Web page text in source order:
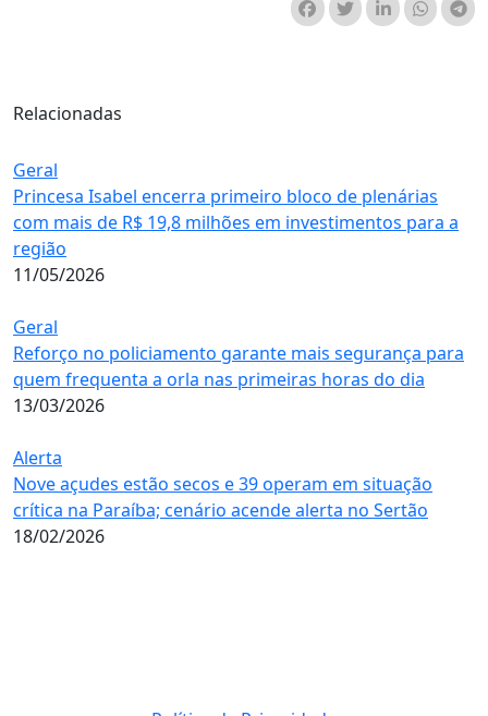
Relacionadas
Geral
Princesa Isabel encerra primeiro bloco de plenárias
com mais de R$ 19,8 milhões em investimentos para a
região
11/05/2026
Geral
Reforço no policiamento garante mais segurança para
quem frequenta a orla nas primeiras horas do dia
13/03/2026
Alerta
Nove açudes estão secos e 39 operam em situação
crítica na Paraíba; cenário acende alerta no Sertão
18/02/2026